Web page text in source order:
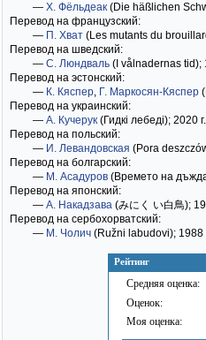
Рейтинг
Средняя оценка:
Оценок:
Моя оценка:
— Х. Фёльдеак (Die häßlichen
Перевод на французский:
— П. Хват (Les mutants du
Перевод на шведский:
— С. Люндваль (I vålnadernas tid);
Перевод на эстонский:
— К. Кяспер, Г. Маркосян-Кяспер
Перевод на украинский:
— А. Кучерук (Гидкі лебеді); 2020 г.
Перевод на польский:
— И. Левандовская (Pora
Перевод на болгарский:
— М. Асадуров (Времето на
Перевод на японский:
— А. Накадзава (みにく い白鳥);
Перевод на сербохорватский:
— М. Чолич (Ružni labudovi); 1988